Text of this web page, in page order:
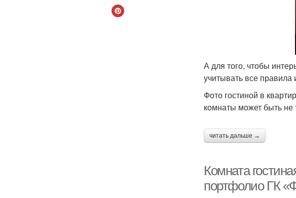
А для того, чтобы
учитывать все
Фото гостиной в
комнаты может быть
читать дальше →
Комната
портфолио ГК